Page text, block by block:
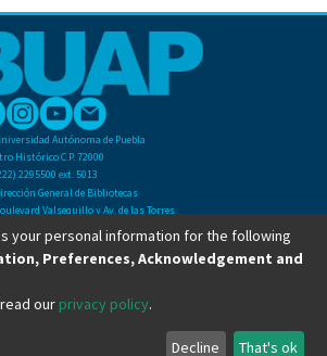
Autónoma de Puebla
Histórico C.P. 72000
2295500 ext. 5013
General de Bibliotecas
Valsequillo y Av. de las Torres
Ciudad Universitaria. Col. San Manuel
72570
+52 (222) 2295500 Ext 2901
General de Bibliotecas - BUAP 2024. All right reserved.
your personal information for the following
Preferences, Acknowledgement and
our privacy policy.
Decline That's ok